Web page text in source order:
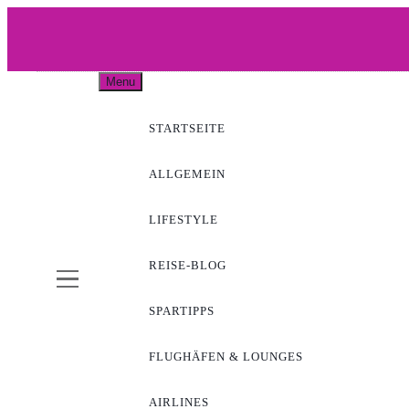
WOW-
Menu
STARTSEITE
ALLGEMEIN
LIFESTYLE
REISE-BLOG
SPARTIPPS
FLUGHÄFEN & LOUNGES
AIRLINES